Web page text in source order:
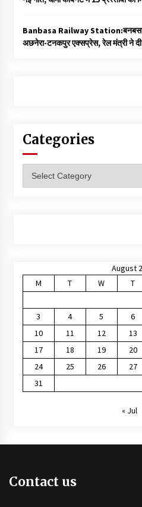
Banbasa Railway
अछनेरा-टनकपुर एक्सप्रेस, रेल मंत्री ने दी
Categories
August
M
T W T
3
4 5 6
10
11 12 13
17
18 19 20
24
25 26 27
31
« Jul
Contact us